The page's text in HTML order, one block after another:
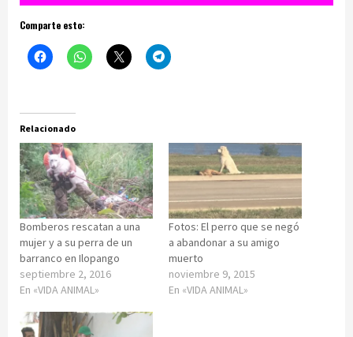
Comparte esto:
Relacionado
Bomberos rescatan a una
mujer y a su perra de un
barranco en Ilopango
septiembre 2, 2016
En «VIDA ANIMAL»
Fotos: El perro que se negó
a abandonar a su amigo
muerto
noviembre 9, 2015
En «VIDA ANIMAL»